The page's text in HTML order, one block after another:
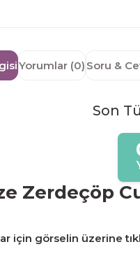
Yorumlar (0) Soru &
Son
Zerdeçöp
için görselin üzerine